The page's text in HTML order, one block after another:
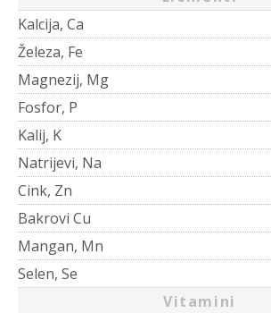
Kalcija, Ca
Železa, Fe
Magnezij, Mg
Fosfor, P
Kalij, K
Natrijevi, Na
Cink, Zn
Bakrovi Cu
Mangan, Mn
Selen, Se
Vitamini